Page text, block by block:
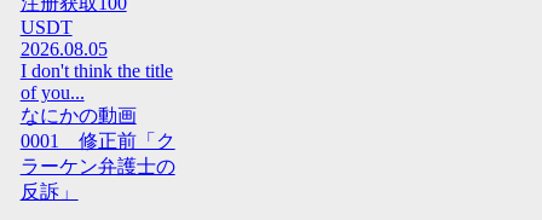
USDT
2026.08.05
I don't think the title
of you...
なにかの動画
0001 修正前「ク
ラーケン弁護士の
反訴」